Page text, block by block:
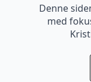
Denne
med